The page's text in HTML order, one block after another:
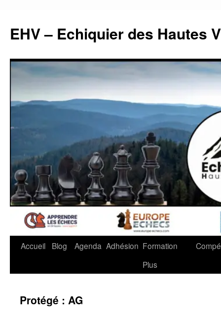
contenu
EHV – Echiquier des Hautes
Accueil Blog Agenda Adhésion Formation
Plus
Protégé : AG